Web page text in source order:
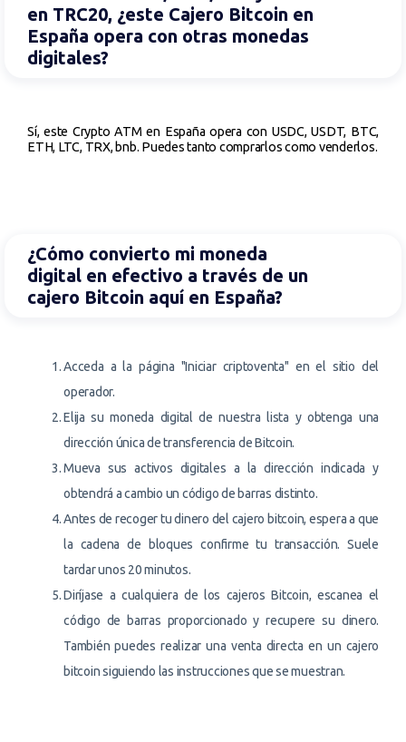
en TRC20, ¿este Cajero Bitcoin en
España opera con otras monedas
digitales?
Sí, este Crypto ATM en España opera con USDC, USDT, BTC,
ETH, LTC, TRX, bnb. Puedes tanto comprarlos como venderlos.
¿Cómo convierto mi moneda
digital en efectivo a través de un
cajero Bitcoin aquí en España?
Acceda a la página "Iniciar criptoventa" en el sitio del
operador.
Elija su moneda digital de nuestra lista y obtenga una
dirección única de transferencia de Bitcoin.
Mueva sus activos digitales a la dirección indicada y
obtendrá a cambio un código de barras distinto.
Antes de recoger tu dinero del cajero bitcoin, espera a que
la cadena de bloques confirme tu transacción. Suele
tardar unos 20 minutos.
Diríjase a cualquiera de los cajeros Bitcoin, escanea el
código de barras proporcionado y recupere su dinero.
También puedes realizar una venta directa en un cajero
bitcoin siguiendo las instrucciones que se muestran.